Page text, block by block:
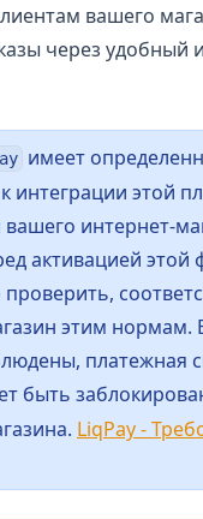
вашего
через удобный
in a new tab)
имеет
интеграции этой
интернет-
активацией этой
этим нормам.
платежная
быть
LiqPay -
in a new tab)